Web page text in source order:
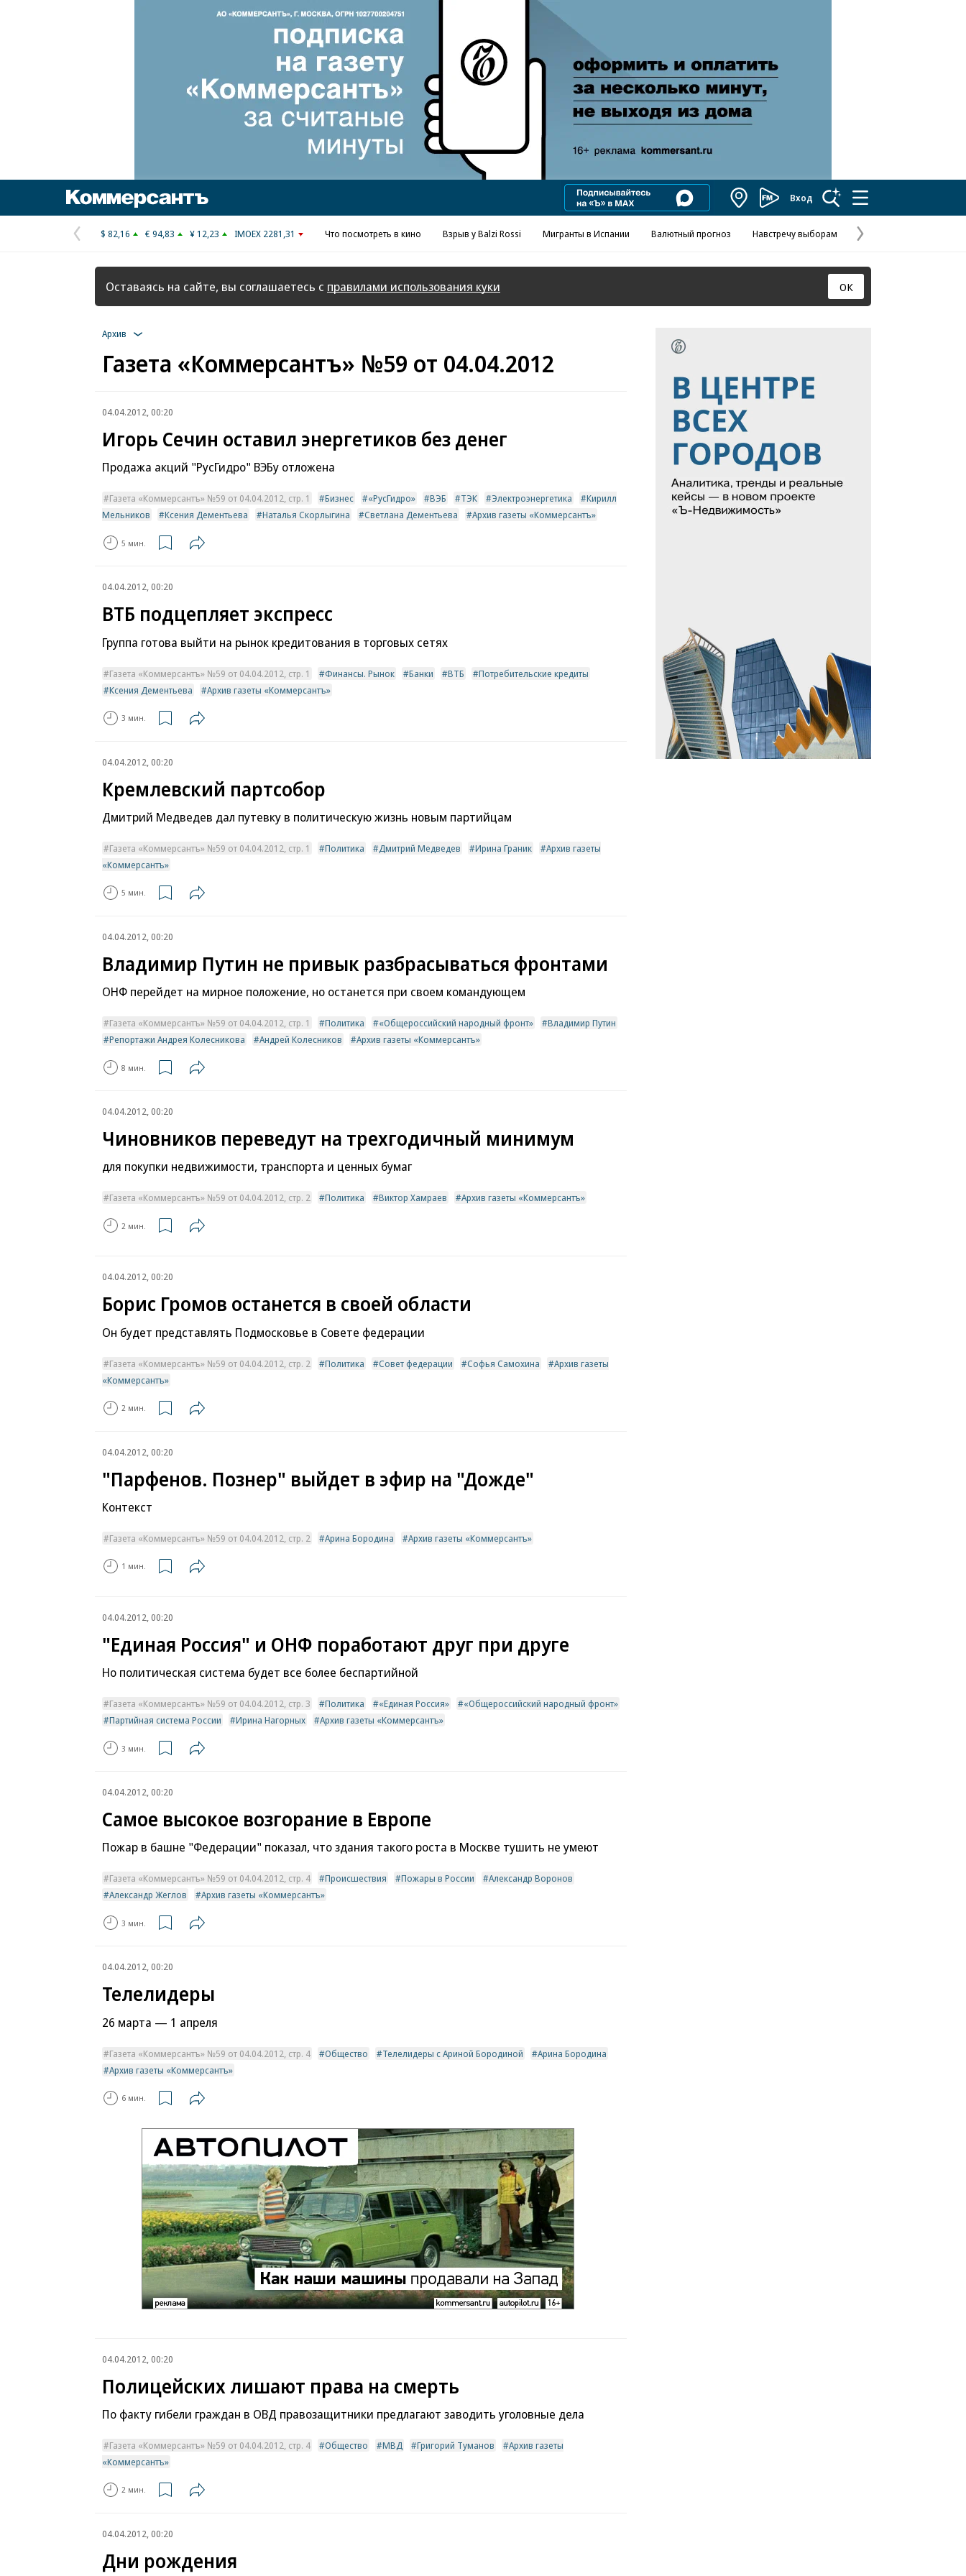
Реклама в «Ъ» www.kommersant.ru/ad
КоммерсантъВход
Предыдущая
страница
$ 82,16 € 94,83 ¥ 12,23 IMOEX 2281,31 Что посмотреть в кино Взрыв у Balzi Rossi Мигранты в Испании Валютный прогноз Навстречу выборам
Следующая
страница
Оставаясь на сайте, вы соглашаетесь с правилами использования куки ОК
Архив
Газета «Коммерсантъ» №59 от 04.04.2012
04.04.2012, 00:20
Игорь Сечин оставил энергетиков без денег
Продажа акций "РусГидро" ВЭБу отложена
Газета «Коммерсантъ» №59 от 04.04.2012, стр. 1 Бизнес «РусГидро» ВЭБ ТЭК Электроэнергетика
Кирилл
Мельников
Ксения Дементьева Наталья Скорлыгина Светлана Дементьева Архив газеты «Коммерсантъ»
5 мин.
04.04.2012, 00:20
ВТБ подцепляет экспресс
Группа готова выйти на рынок кредитования в торговых сетях
Газета «Коммерсантъ» №59 от 04.04.2012, стр. 1 Финансы. Рынок Банки ВТБ
Потребительские кредиты
Ксения Дементьева
Архив газеты «Коммерсантъ»
3 мин.
04.04.2012, 00:20
Кремлевский партсобор
Дмитрий Медведев дал путевку в политическую жизнь новым партийцам
Газета «Коммерсантъ» №59 от 04.04.2012, стр. 1 Политика Дмитрий Медведев Ирина Граник
Архив газеты
«Коммерсантъ»
5 мин.
04.04.2012, 00:20
Владимир Путин не привык разбрасываться фронтами
ОНФ перейдет на мирное положение, но останется при своем командующем
Газета «Коммерсантъ» №59 от 04.04.2012, стр. 1 Политика «Общероссийский народный фронт»
Владимир Путин
Репортажи Андрея Колесникова
Андрей Колесников Архив газеты «Коммерсантъ»
8 мин.
04.04.2012, 00:20
Чиновников переведут на трехгодичный минимум
для покупки недвижимости, транспорта и ценных бумаг
Газета «Коммерсантъ» №59 от 04.04.2012, стр. 2 Политика Виктор Хамраев Архив газеты «Коммерсантъ»
2 мин.
04.04.2012, 00:20
Борис Громов останется в своей области
Он будет представлять Подмосковье в Совете федерации
Газета «Коммерсантъ» №59 от 04.04.2012, стр. 2 Политика Совет федерации Софья Самохина
Архив газеты
«Коммерсантъ»
2 мин.
04.04.2012, 00:20
"Парфенов. Познер" выйдет в эфир на "Дожде"
Контекст
Газета «Коммерсантъ» №59 от 04.04.2012, стр. 2 Арина Бородина Архив газеты «Коммерсантъ»
1 мин.
04.04.2012, 00:20
"Единая Россия" и ОНФ поработают друг при друге
Но политическая система будет все более беспартийной
Газета «Коммерсантъ» №59 от 04.04.2012, стр. 3 Политика «Единая Россия»
«Общероссийский народный фронт»
Партийная система России
Ирина Нагорных Архив газеты «Коммерсантъ»
3 мин.
04.04.2012, 00:20
Самое высокое возгорание в Европе
Пожар в башне "Федерации" показал, что здания такого роста в Москве тушить не умеют
Газета «Коммерсантъ» №59 от 04.04.2012, стр. 4 Происшествия Пожары в России
Александр Воронов
Александр Жеглов
Архив газеты «Коммерсантъ»
3 мин.
04.04.2012, 00:20
Телелидеры
26 марта — 1 апреля
Газета «Коммерсантъ» №59 от 04.04.2012, стр. 4 Общество Телелидеры с Ариной Бородиной
Арина Бородина
Архив газеты «Коммерсантъ»
6 мин.
04.04.2012, 00:20
Полицейских лишают права на смерть
По факту гибели граждан в ОВД правозащитники предлагают заводить уголовные дела
Газета «Коммерсантъ» №59 от 04.04.2012, стр. 4 Общество МВД Григорий Туманов
Архив газеты
«Коммерсантъ»
2 мин.
04.04.2012, 00:20
Дни рождения